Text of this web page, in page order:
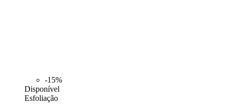
-15%
Disponível
Esfoliação